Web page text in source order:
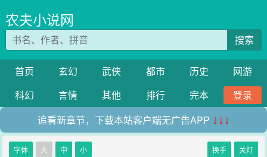
农夫小说网
搜索
首页 玄幻 武侠 都市 历史
网游
科幻
言情 其他 排行 完本
登录
追看新章节，下载本站客户端无广告APP ↓↓↓
字体 大 中 小 换手 关灯